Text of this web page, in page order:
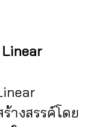
างสรรค์โดย